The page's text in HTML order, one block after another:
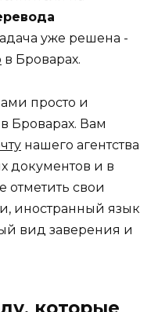
уже решена -
в Броварах.
просто и
Броварах. Вам
нашего агентства
документов и в
свои
иностранный язык
вид заверения и